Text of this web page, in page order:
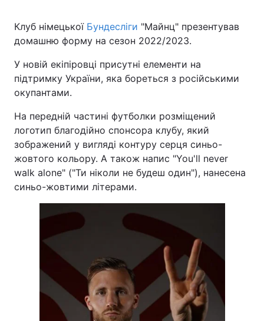
Клуб німецької Бундесліги "Майнц" презентував
домашню форму на сезон 2022/2023.
У новій екіпіровці присутні елементи на
підтримку України, яка бореться з російськими
окупантами.
На передній частині футболки розміщений
логотип благодійно спонсора клубу, який
зображений у вигляді контуру серця синьо-
жовтого кольору. А також напис "You'll never
walk alone" ("Ти ніколи не будеш один"), нанесена
синьо-жовтими літерами.